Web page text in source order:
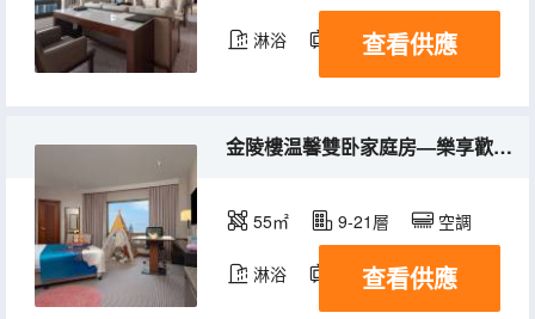
淋浴 電視機 冰箱
查看供應
金陵樓温馨雙卧家庭房—樂享歡聚時光
55㎡ 9-21層 空調
淋浴 電視機 冰箱
查看供應